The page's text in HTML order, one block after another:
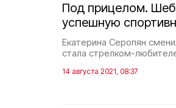
Под прицелом.
успешную
Екатерина Серопян
стала стрелком-
14 августа 2021, 08:37